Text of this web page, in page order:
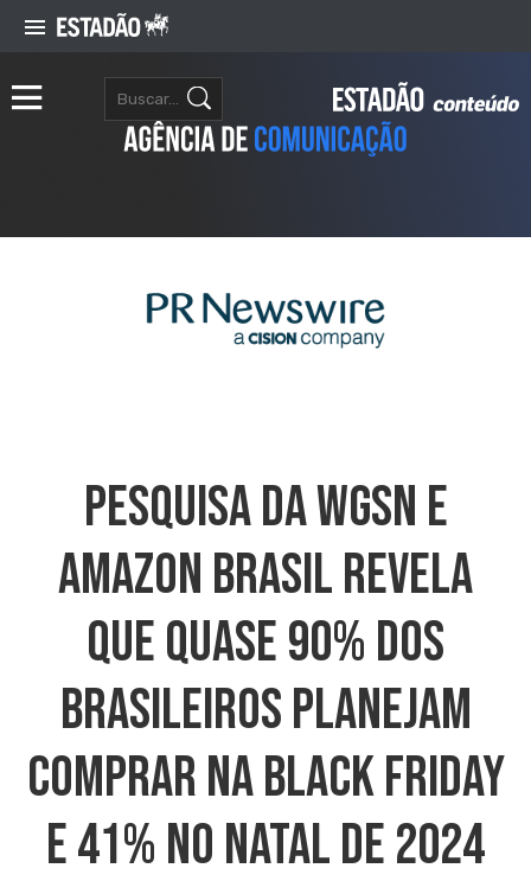
Pesquisa Da WGSN E
Amazon Brasil Revela
Que Quase 90% Dos
Brasileiros Planejam
Comprar Na Black Friday
E 41% No Natal De 2024